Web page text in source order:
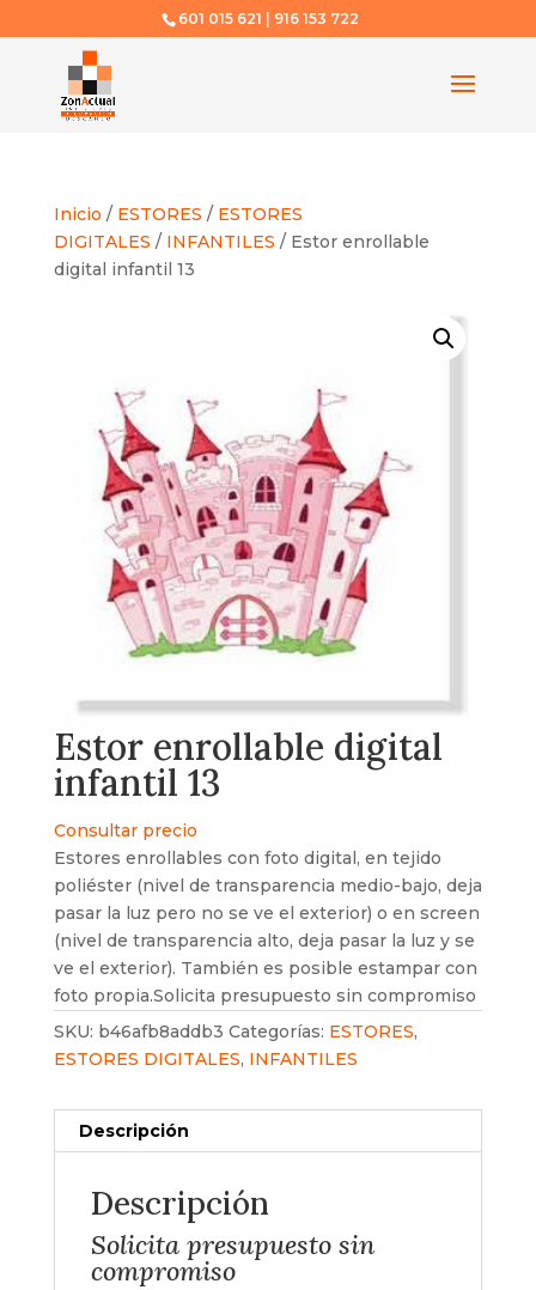
601 015 621 | 916 153 722
Inicio / ESTORES / ESTORES
DIGITALES / INFANTILES / Estor enrollable
digital infantil 13
Estor enrollable digital
infantil 13
Consultar precio
Estores enrollables con foto digital, en tejido
poliéster (nivel de transparencia medio-bajo, deja
pasar la luz pero no se ve el exterior) o en screen
(nivel de transparencia alto, deja pasar la luz y se
ve el exterior). También es posible estampar con
foto propia.Solicita presupuesto sin compromiso
SKU: b46afb8addb3 Categorías: ESTORES,
ESTORES DIGITALES, INFANTILES
Descripción
Descripción
Solicita presupuesto sin
compromiso